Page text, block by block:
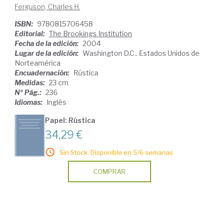
Ferguson, Charles H.
ISBN: 9780815706458
Editorial: The Brookings Institution
Fecha de la edición: 2004
Lugar de la edición: Washington D.C.. Estados Unidos de
Norteamérica
Encuadernación: Rústica
Medidas: 23 cm
Nº Pág.: 236
Idiomas: Inglés
Papel: Rústica
34,29 €
Sin Stock. Disponible en 5/6 semanas.
COMPRAR